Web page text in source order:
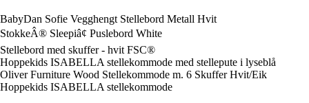
BabyDan Sofie Vegghengt Stellebord Metall Hvit
StokkeÂ® Sleepiâ¢ Puslebord White
Stellebord med skuffer - hvit FSC®
Hoppekids ISABELLA stellekommode med stellepute i lyseblå
Oliver Furniture Wood Stellekommode m. 6 Skuffer Hvit/Eik
Hoppekids ISABELLA stellekommode